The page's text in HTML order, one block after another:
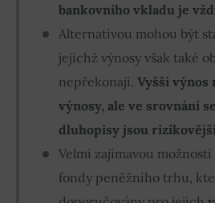
bankovního vkladu je
Alternativou mohou být
jejichž výnosy však také
nepřekonají. Vyšší výnos
výnosy, ale ve srovnání
dluhopisy jsou rizikovější
Velmi zajímavou
fondy peněžního trhu,